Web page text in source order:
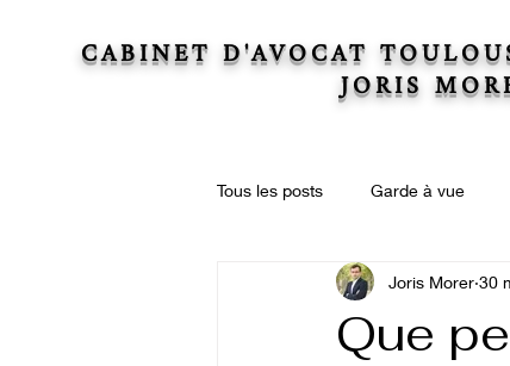
CABINET D'AVOCAT
JORIS
Tous les posts Garde à vue
Actions collectives Droit
Que
Joris Morer 30